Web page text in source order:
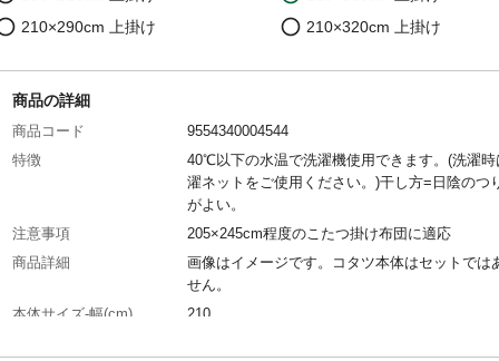
210×290cm 上掛け
210×320cm 上掛け
商品の詳細
商品コード
9554340004544
特徴
40℃以下の水温で洗濯機使用できます。(洗濯時
濯ネットをご使用ください。)干し方=日陰のつ
がよい。
注意事項
205×245cm程度のこたつ掛け布団に適応
商品詳細
画像はイメージです。コタツ本体はセットでは
せん。
本体サイズ-幅(cm)
210